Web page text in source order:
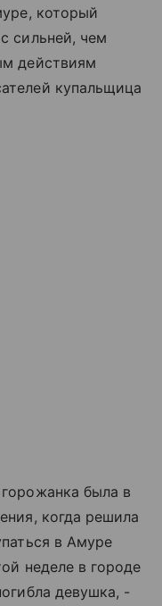
который
сильней, чем
действиям
купальщица
была в
когда решила
в Амуре
неделе в городе
девушка, -